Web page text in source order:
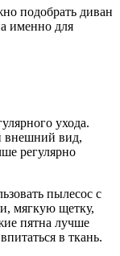
подобрать диван
именно для
ухода.
внешний вид,
регулярно
пылесос с
мягкую щетку,
пятна лучше
в ткань.